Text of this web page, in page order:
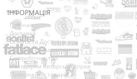
ІНФОРМАЦІЯ
Про нас
Доставка
Оплата та Доставка
Условия соглашения
Співробітництво
Володарям авторських прав
Повернення товарів